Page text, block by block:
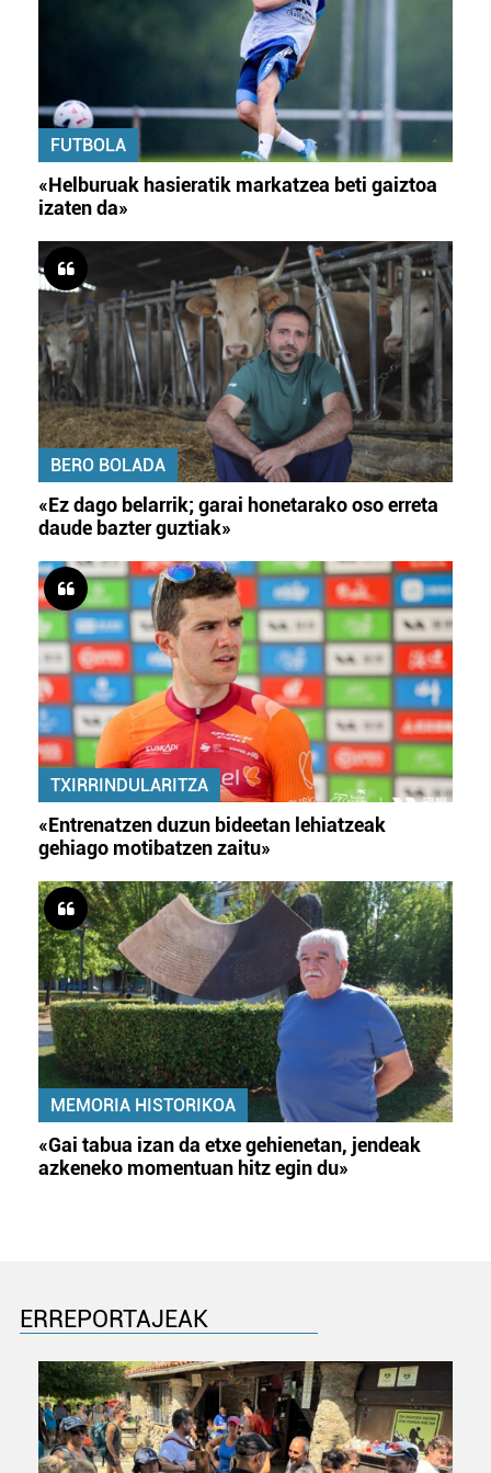
FUTBOLA
«Helburuak hasieratik markatzea beti gaiztoa
izaten da»
BERO BOLADA
«Ez dago belarrik; garai honetarako oso erreta
daude bazter guztiak»
TXIRRINDULARITZA
«Entrenatzen duzun bideetan lehiatzeak
gehiago motibatzen zaitu»
MEMORIA HISTORIKOA
«Gai tabua izan da etxe gehienetan, jendeak
azkeneko momentuan hitz egin du»
ERREPORTAJEAK